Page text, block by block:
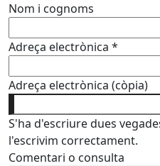
Nom i cognoms
Adreça electrònica *
Adreça electrònica (còpia)
S'ha d'escriure dues
l'escrivim correctament.
Comentari o consulta